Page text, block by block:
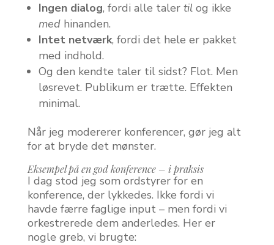
Ingen dialog, fordi alle taler tilog ikke
medhinanden.
Intet netværk, fordi det hele er pakket
med indhold.
Og den kendte taler til sidst? Flot. Men
løsrevet. Publikum er trætte. Effekten
minimal.
Når jeg modererer konferencer, gør jeg alt
for at bryde det mønster.
Eksempel på en god konference – i praksis
I dag stod jeg som ordstyrer for en
konference, der lykkedes. Ikke fordi vi
havde færre faglige input – men fordi vi
orkestrerede dem anderledes. Her er
nogle greb, vi brugte: